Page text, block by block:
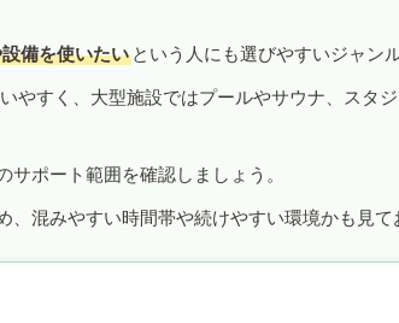
備を使いたい という人にも選びやすいジャンル
やすく、大型施設ではプールやサウナ、スタ
ポート範囲を確認しましょう。
混みやすい時間帯や続けやすい環境かも見て